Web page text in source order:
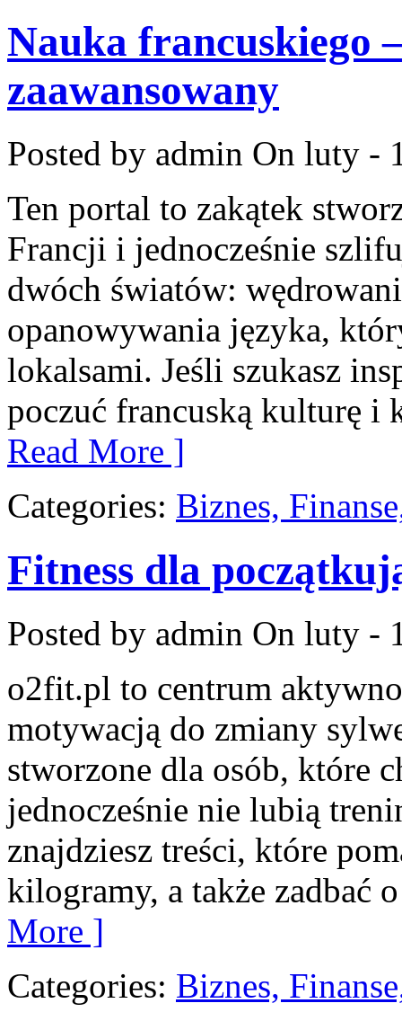
Nauka francuskiego
zaawansowany
Posted by admin On luty -
Ten portal to zakątek
Francji i jednocześnie
dwóch światów:
opanowywania języka,
lokalsami. Jeśli szukasz
poczuć francuską kulturę i
Read More ]
Categories: Biznes,
Fitness dla
Posted by admin On luty -
o2fit.pl to centrum
motywacją do zmiany
stworzone dla osób, które
jednocześnie nie lubią
znajdziesz treści, które
kilogramy, a także zadbać
More ]
Categories: Biznes,